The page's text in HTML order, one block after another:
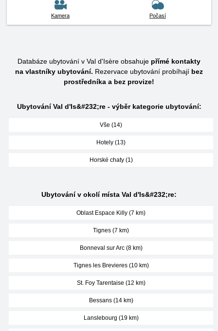
Kamera Počasí
Databáze ubytování v Val d'Isère obsahuje přímé kontakty
na vlastníky ubytování. Rezervace ubytování probíhají bez
prostředníka a bez provize!
Ubytování Val d'Is&#232;re - výběr kategorie ubytování:
Vše (14)
Hotely (13)
Horské chaty (1)
Ubytování v okolí místa Val d'Is&#232;re:
Oblast Espace Killy (7 km)
Tignes (7 km)
Bonneval sur Arc (8 km)
Tignes les Brevieres (10 km)
St. Foy Tarentaise (12 km)
Bessans (14 km)
Lanslebourg (19 km)